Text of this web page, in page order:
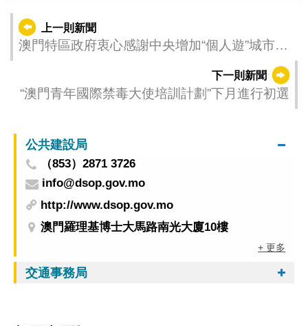
上一則新聞
澳門特區政府衷心感謝中央增加“個人遊”城市安
下一則新聞
“澳門青年國際禁毒大使培訓計劃”下月進行初選
公共建設局
（853）2871 3726
info@dsop.gov.mo
http://www.dsop.gov.mo
澳門羅理基博士大馬路南光大廈10樓
+ 更多
交通事務局